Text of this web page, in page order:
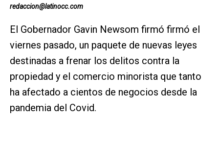
redaccion@latinocc.com
El Gobernador Gavin Newsom firmó firmó el
viernes pasado, un paquete de nuevas leyes
destinadas a frenar los delitos contra la
propiedad y el comercio minorista que tanto
ha afectado a cientos de negocios desde la
pandemia del Covid.